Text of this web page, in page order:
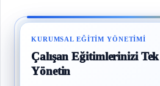
KURUMSAL EĞITIM YÖNETIMI
Çalışan Eğitimlerinizi
Yönetin